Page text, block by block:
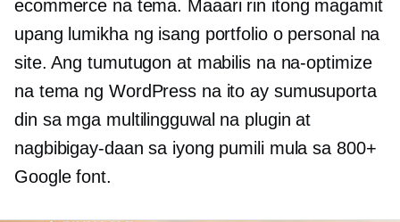
ecommerce na tema. Maaari rin itong magamit
upang lumikha ng isang portfolio o personal na
site. Ang tumutugon at mabilis na na-optimize
na tema ng WordPress na ito ay sumusuporta
din sa mga multilingguwal na plugin at
nagbibigay-daan sa iyong pumili mula sa 800+
Google font.